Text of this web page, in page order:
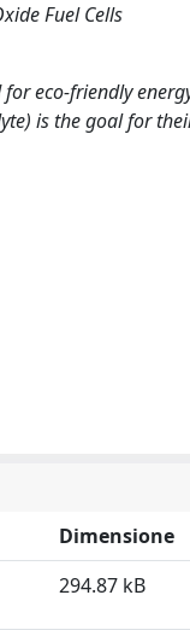
Fuel Cells
for eco-friendly
is the goal for
Dimensione
294.87 kB